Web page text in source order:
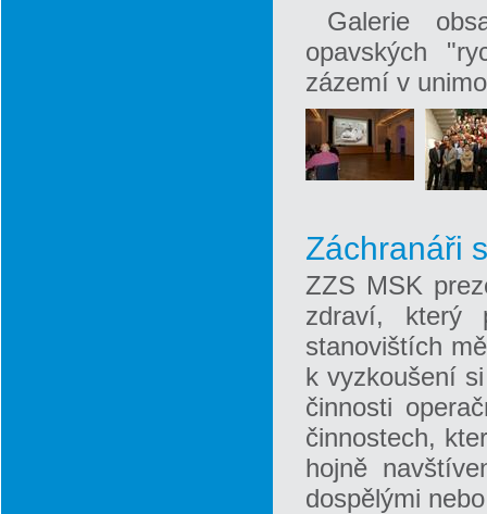
Galerie
opavských
zázemí v
Záchranáři
ZZS MSK
zdraví, který
stanovištích
k vyzkoušení
činnosti
činnostech,
hojně
dospělými